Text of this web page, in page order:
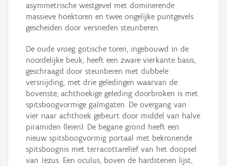
asymmetrische westgevel met dominerende
massieve hoektoren en twee ongelijke puntgevels
gescheiden door versneden steunberen.
De oude vroeg gotische toren, ingebouwd in de
noordelijke beuk, heeft een zware vierkante basis,
geschraagd door steunberen met dubbele
versnijding, met drie geledingen waarvan de
bovenste, achthoekige geleding doorbroken is met
spitsboogvormige galmgaten. De overgang van
vier naar achthoek gebeurt door middel van halve
piramiden (leien). De begane grond heeft een
nieuw spitsboogvormig portaal met bekronende
spitsboognis met terracottarelïef van het doopsel
van Jezus. Een oculus, boven de hardstenen lijst,